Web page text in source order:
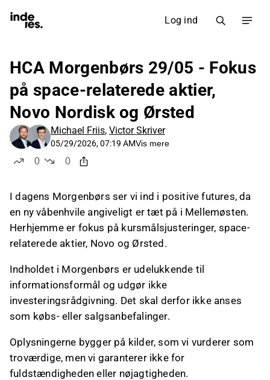
Log ind
HCA Morgenbørs 29/05 - Fokus
på space-relaterede aktier,
Novo Nordisk og Ørsted
Michael Friis, Victor Skriver
05/29/2026, 07:19 AMVis mere
0
0
I dagens Morgenbørs ser vi ind i positive futures, da
en ny våbenhvile angiveligt er tæt på i Mellemøsten.
Herhjemme er fokus på kursmålsjusteringer, space-
relaterede aktier, Novo og Ørsted.
Indholdet i Morgenbørs er udelukkende til
informationsformål og udgør ikke
investeringsrådgivning. Det skal derfor ikke anses
som købs- eller salgsanbefalinger.
Oplysningerne bygger på kilder, som vi vurderer som
troværdige, men vi garanterer ikke for
fuldstændigheden eller nøjagtigheden.